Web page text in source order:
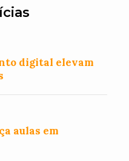
digital elevam
aulas em